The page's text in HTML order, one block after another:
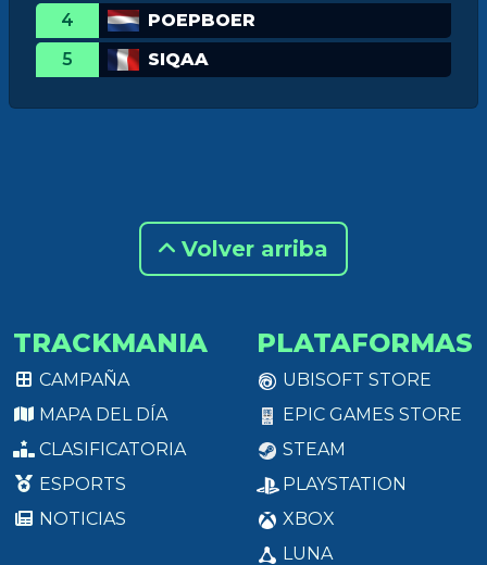
4
POEPBOER
5
SIQAA
Volver arriba
TRACKMANIA
CAMPAÑA
MAPA DEL DÍA
CLASIFICATORIA
ESPORTS
NOTICIAS
PLATAFORMAS
UBISOFT STORE
EPIC GAMES STORE
STEAM
PLAYSTATION
XBOX
LUNA